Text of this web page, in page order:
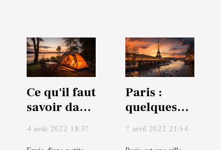
Ce qu'il faut
savoir dans
le choix
d'un
4 août 2022 18:37
Paris :
quelques
raisons de
visiter la
7 avril 2022 21:54